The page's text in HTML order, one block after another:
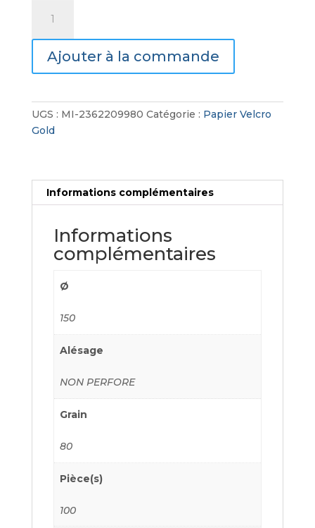
Papier
Velcro
Gold
Ajouter à la commande
UGS : MI-2362209980 Catégorie : Papier Velcro
Gold
Informations complémentaires
Informations
complémentaires
Ø
150
Alésage
NON PERFORE
Grain
80
Pièce(s)
100